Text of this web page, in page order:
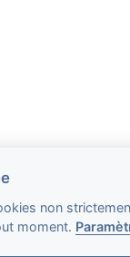
non
moment.